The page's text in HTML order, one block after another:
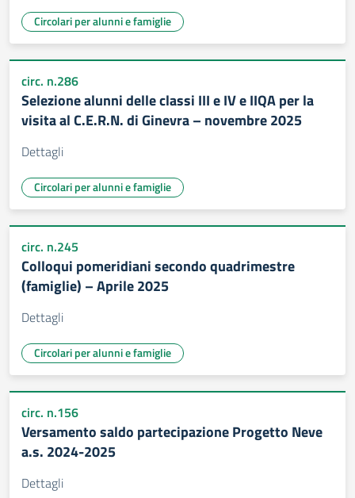
Circolari per alunni e famiglie
circ. n.286
Selezione alunni delle classi III e IV e IIQA per la
visita al C.E.R.N. di Ginevra – novembre 2025
Dettagli
Circolari per alunni e famiglie
circ. n.245
Colloqui pomeridiani secondo quadrimestre
(famiglie) – Aprile 2025
Dettagli
Circolari per alunni e famiglie
circ. n.156
Versamento saldo partecipazione Progetto Neve
a.s. 2024-2025
Dettagli